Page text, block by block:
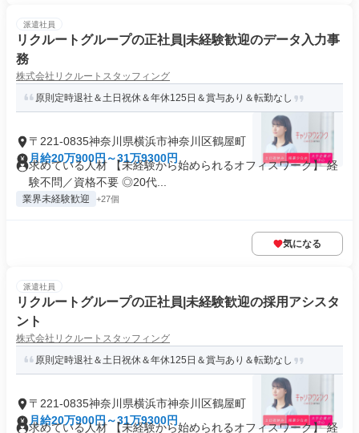
派遣社員
リクルートグループの正社員|未経験歓迎のデータ入力事
務
株式会社リクルートスタッフィング
原則定時退社＆土日祝休＆年休125日＆賞与あり＆転勤なし
〒221-0835神奈川県横浜市神奈川区鶴屋町
月給20万900円～31万9300円
求めている人材 【未経験から始められるオフィスワーク】 経
験不問／資格不要 ◎20代...
業界未経験歓迎 +27個
気になる
派遣社員
リクルートグループの正社員|未経験歓迎の採用アシスタ
ント
株式会社リクルートスタッフィング
原則定時退社＆土日祝休＆年休125日＆賞与あり＆転勤なし
〒221-0835神奈川県横浜市神奈川区鶴屋町
月給20万900円～31万9300円
求めている人材 【未経験から始められるオフィスワーク】 経